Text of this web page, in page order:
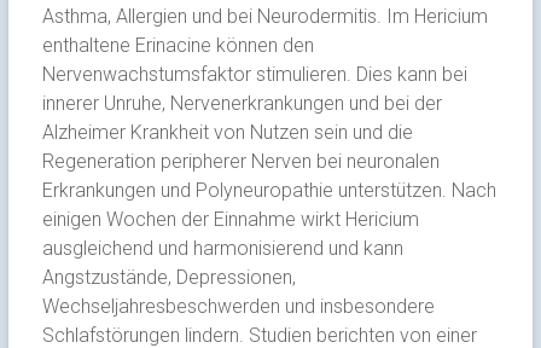
Asthma, Allergien und bei Neurodermitis. Im Hericium
enthaltene Erinacine können den
Nervenwachstumsfaktor stimulieren. Dies kann bei
innerer Unruhe, Nervenerkrankungen und bei der
Alzheimer Krankheit von Nutzen sein und die
Regeneration peripherer Nerven bei neuronalen
Erkrankungen und Polyneuropathie unterstützen. Nach
einigen Wochen der Einnahme wirkt Hericium
ausgleichend und harmonisierend und kann
Angstzustände, Depressionen,
Wechseljahresbeschwerden und insbesondere
Schlafstörungen lindern. Studien berichten von einer